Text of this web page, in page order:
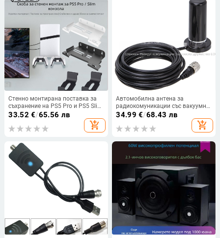
Стенно монтирана поставка за
съхранение на PS5 Pro и PS5 Slim
| Желязо и ABS | Тегло 403 г
33.52 €/65.56 лв
add_shopping_cart
Автомобилна антена за
радиокомуникации със вакуумна
чашка, двойна честота 144/430
батерия, за комуникации
34.99 €/68.43 лв
add_shopping_cart